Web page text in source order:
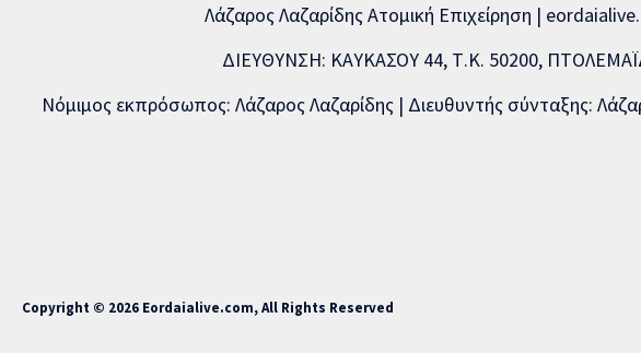
Λάζαρος Λαζαρίδης Ατομική Επιχείρηση |
ΔΙΕΥΘΥΝΣΗ: ΚΑΥΚΑΣΟΥ 44, Τ.Κ. 50200,
Νόμιμος εκπρόσωπος: Λάζαρος Λαζαρίδης | Διευθυντής σύνταξης:
Copyright © 2026 Eordaialive.com, All Rights Reserved